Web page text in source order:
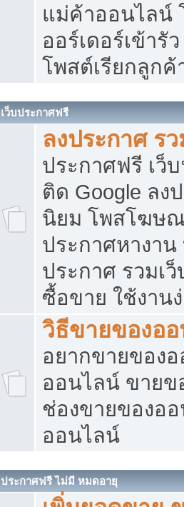
แม่ค้าออนไลน์
ออร์เดอร์เข้ารั
โพสต์เรียกลูกค้
เว็บประกาศฟรี
ลงประกาศ ร
ประกาศฟรี เว็
ติด Google ลง
นิยม โพสโฆษ
ประกาศหางาน
ประกาศ รวมเ
ซื้อขาย ใช้งาน
วิธีขายของอ
อยากขายของ
ออนไลน์ ขายข
ช่องขายของอ
ออนไลน์
ประกาศฟรี ไม่มี หมดอายุ